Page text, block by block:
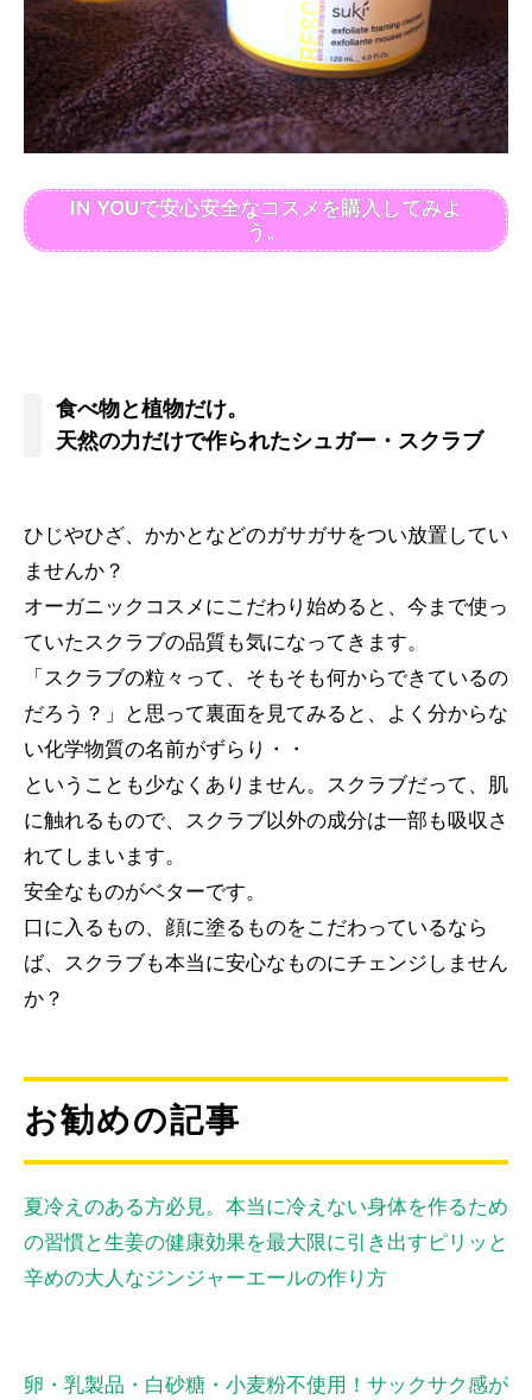
IN YOUで安心安全なコスメを購入してみよ
う。
食べ物と植物だけ。
天然の力だけで作られたシュガー・スクラブ
ひじやひざ、かかとなどのガサガサをつい放置してい
ませんか？
オーガニックコスメにこだわり始めると、今まで使っ
ていたスクラブの品質も気になってきます。
「スクラブの粒々って、そもそも何からできているの
だろう？」と思って裏面を見てみると、よく分からな
い化学物質の名前がずらり・・
ということも少なくありません。スクラブだって、肌
に触れるもので、スクラブ以外の成分は一部も吸収さ
れてしまいます。
安全なものがベターです。
口に入るもの、顔に塗るものをこだわっているなら
ば、スクラブも本当に安心なものにチェンジしません
か？
お勧めの記事
夏冷えのある方必見。本当に冷えない身体を作るため
の習慣と生姜の健康効果を最大限に引き出すピリッと
辛めの大人なジンジャーエールの作り方
卵・乳製品・白砂糖・小麦粉不使用！サックサク感が